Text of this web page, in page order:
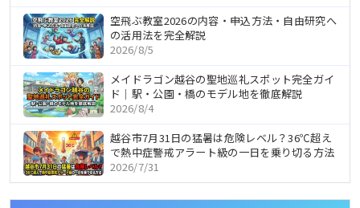
空飛ぶ教室2026の内容・申込方法・自由研究へ
の活用法を完全解説
2026/8/5
メイドラゴン越谷の聖地巡礼スポット完全ガイ
ド｜駅・公園・橋のモデル地を徹底解説
2026/8/4
越谷市7月31日の猛暑は危険レベル？36℃超え
で熱中症警戒アラート級の一日を乗り切る方法
2026/7/31